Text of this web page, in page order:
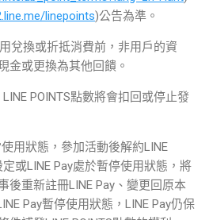
linepoints)公告為準。
兌換或折抵消費前，非用戶的資
金或更換為其他回饋。
POINTS點數將會扣回或停止發
用狀態，參加活動後解約LINE
或LINE Pay處於暫停使用狀態，將
後重新註冊LINE Pay、變更回原本
Pay暫停使用狀態，LINE Pay仍保